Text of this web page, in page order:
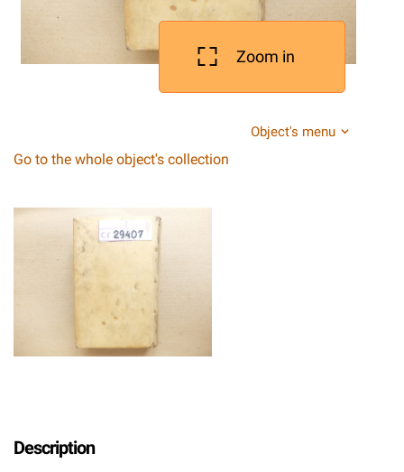
Zoom in
Object's menu
Go to the whole object's collection
Description